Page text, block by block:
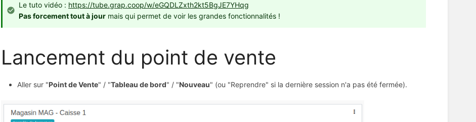
Le tuto vidéo : https://tube.grap.coop/w/eGQDLZxth2kt5BgJE7YHqg
Pas forcement tout à jour mais qui permet de voir les grandes fonctionnalités !
Lancement du point de vente
Aller sur "Point de Vente" / "Tableau de bord" / "Nouveau" (ou "Reprendre" si la dernière session n'a pas été fermée).